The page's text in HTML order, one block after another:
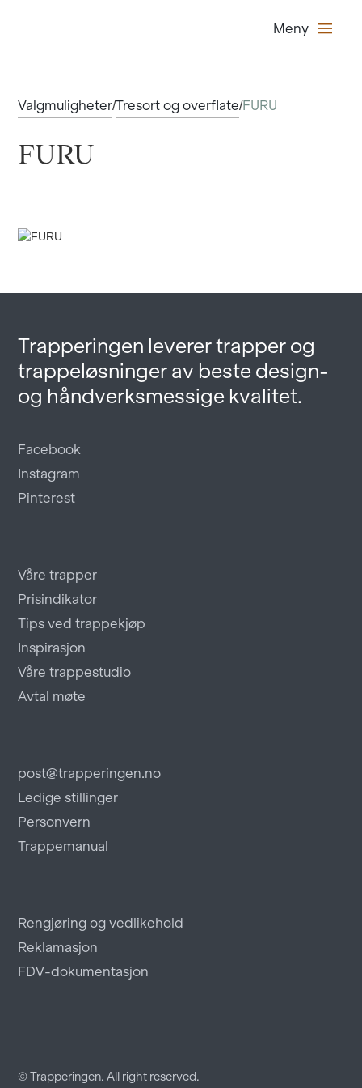
Meny
Valgmuligheter/Tresort og overflate/FURU
FURU
Trapperingen leverer trapper og
trappeløsninger av beste design-
og håndverksmessige kvalitet.
Facebook
Instagram
Pinterest
Våre trapper
Prisindikator
Tips ved trappekjøp
Inspirasjon
Våre trappestudio
Avtal møte
post@trapperingen.no
Ledige stillinger
Personvern
Trappemanual
Rengjøring og vedlikehold
Reklamasjon
FDV-dokumentasjon
© Trapperingen. All right reserved.